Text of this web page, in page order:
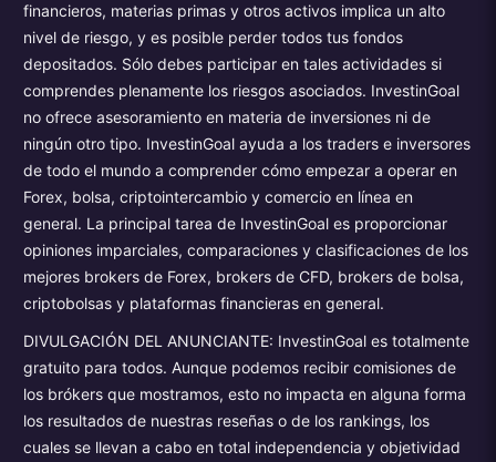
financieros, materias primas y otros activos implica un alto
nivel de riesgo, y es posible perder todos tus fondos
depositados. Sólo debes participar en tales actividades si
comprendes plenamente los riesgos asociados. InvestinGoal
no ofrece asesoramiento en materia de inversiones ni de
ningún otro tipo. InvestinGoal ayuda a los traders e inversores
de todo el mundo a comprender cómo empezar a operar en
Forex, bolsa, criptointercambio y comercio en línea en
general. La principal tarea de InvestinGoal es proporcionar
opiniones imparciales, comparaciones y clasificaciones de los
mejores brokers de Forex, brokers de CFD, brokers de bolsa,
criptobolsas y plataformas financieras en general.
DIVULGACIÓN DEL ANUNCIANTE: InvestinGoal es totalmente
gratuito para todos. Aunque podemos recibir comisiones de
los brókers que mostramos, esto no impacta en alguna forma
los resultados de nuestras reseñas o de los rankings, los
cuales se llevan a cabo en total independencia y objetividad